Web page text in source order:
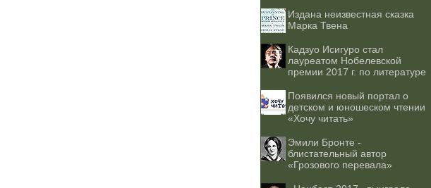
Издана неизвестная сказка
Марка Твена
Кадзуо Исигуро стал
лауреатом Нобелевской
премии 2017 г. по литературе
Появился новый портал о
детском и юношеском чтении
«Хочу читать»
Эмили Бронте -
блистательный автор
«Грозового перевала»